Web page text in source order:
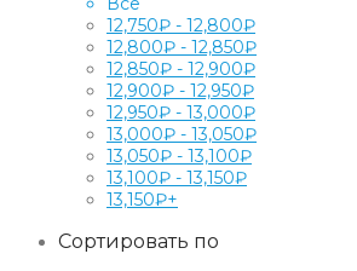
12,750₽ - 12,800₽
12,800₽ - 12,850₽
12,850₽ - 12,900₽
12,900₽ - 12,950₽
12,950₽ - 13,000₽
13,000₽ - 13,050₽
13,050₽ - 13,100₽
13,100₽ - 13,150₽
13,150₽+
Сортировать по